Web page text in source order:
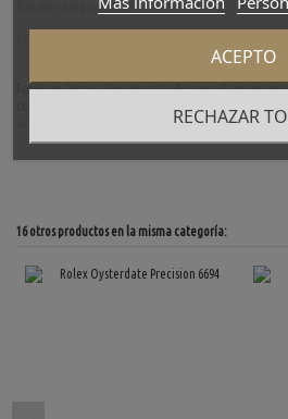
Detalles del producto
Fabuloso Omega Speedmaster de segunda mano
acero. Modelo de reloj 35135300
16 otros productos en la misma categoría:
RECHAZAR
ACEPTO